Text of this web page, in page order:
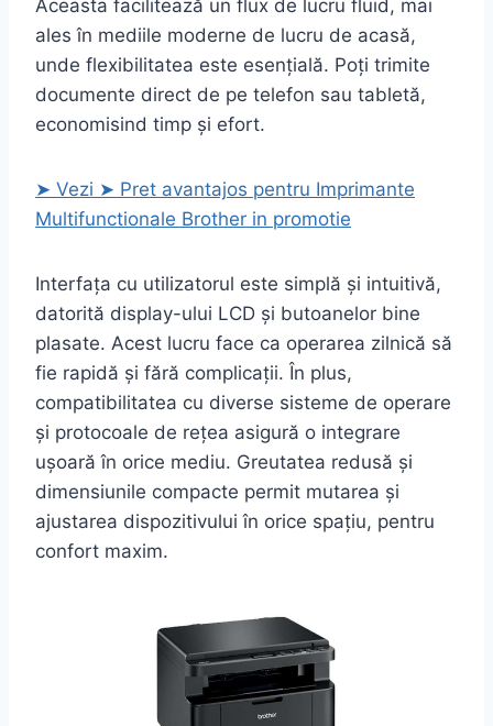
Aceasta facilitează un flux de lucru fluid, mai
ales în mediile moderne de lucru de acasă,
unde flexibilitatea este esențială. Poți trimite
documente direct de pe telefon sau tabletă,
economisind timp și efort.
➤ Vezi ➤ Pret avantajos pentru Imprimante
Multifunctionale Brother in promotie
Interfața cu utilizatorul este simplă și intuitivă,
datorită display-ului LCD și butoanelor bine
plasate. Acest lucru face ca operarea zilnică să
fie rapidă și fără complicații. În plus,
compatibilitatea cu diverse sisteme de operare
și protocoale de rețea asigură o integrare
ușoară în orice mediu. Greutatea redusă și
dimensiunile compacte permit mutarea și
ajustarea dispozitivului în orice spațiu, pentru
confort maxim.